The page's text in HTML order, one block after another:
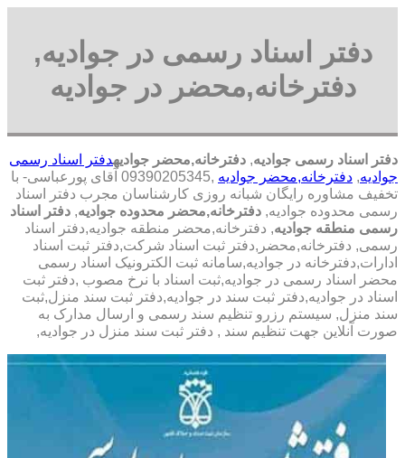
دفتر اسناد رسمی در جوادیه,
دفترخانه,محضر در جوادیه
دفتر اسناد رسمی جوادیه, دفترخانه,محضر جوادیهدفتر اسناد رسمی
جوادیه, دفترخانه,محضر جوادیه
,09390205345 آقای پورعباسی- با
تخفیف مشاوره رايگان شبانه روزی کارشناسان مجرب دفتر اسناد
رسمی محدوده جوادیه, دفترخانه,محضر محدوده جوادیه, دفتر اسناد
رسمی منطقه جوادیه, دفترخانه,محضر منطقه جوادیه,دفتر اسناد
رسمی, دفترخانه,محضر,دفتر ثبت اسناد شرکت,دفتر ثبت اسناد
ادارات,دفترخانه در جوادیه,سامانه ثبت الکترونیک اسناد رسمی
محضر اسناد رسمی در جوادیه,ثبت اسناد با نرخ مصوب ,دفتر ثبت
اسناد در جوادیه,دفتر ثبت سند در جوادیه,دفتر ثبت سند منزل,ثبت
سند منزل, سیستم رزرو تنظیم سند رسمی و ارسال مدارک به
صورت آنلاین جهت تنظیم سند , دفتر ثبت سند منزل در جوادیه,